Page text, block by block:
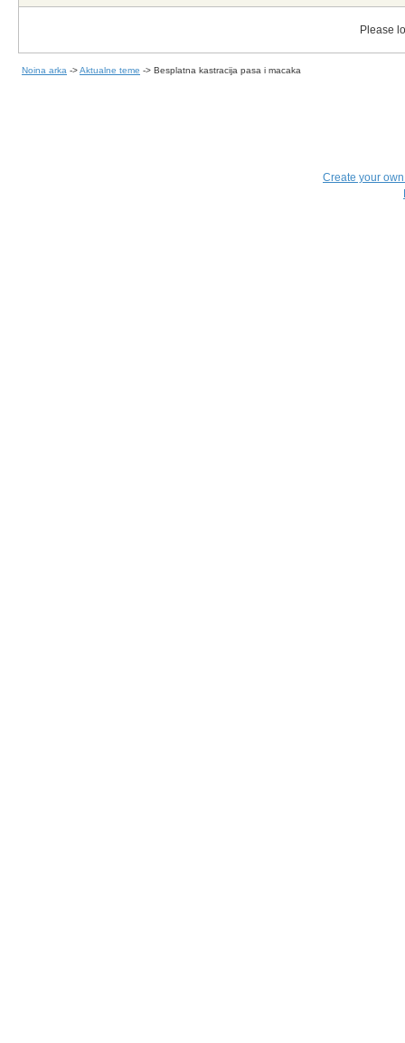
Please
Noina arka ->Aktualne teme -> Besplatna kastracija pasa i macaka
Create your